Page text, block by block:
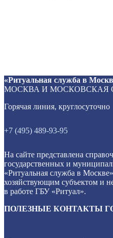
«Ритуальная служба в
МОСКВА И МОСКОВСКАЯ
Горячая линия, круглосуточно
+7 (495) 489-93-95
На сайте представлена
государственных и
«Ритуальная служба в
хозяйствующим субъектом и
в работе ГБУ «Ритуал».
ПОЛЕЗНЫЕ КОНТАКТЫ